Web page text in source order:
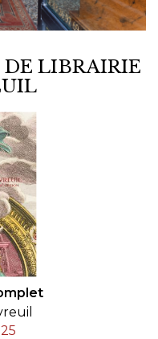
LIBRAIRIE